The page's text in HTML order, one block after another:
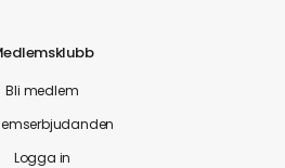
Bli medlem
Logga in